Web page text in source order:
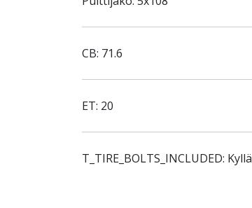
CB: 71.6
ET: 20
T_TIRE_BOLTS_INCLUDED: Kyllä